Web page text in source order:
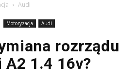
Audi
Motoryzacja Audi
rozrządu
A2 1.4 16v?